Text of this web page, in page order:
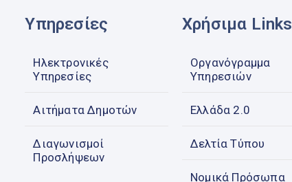
Υπηρεσίες
Ηλεκτρονικές
Υπηρεσίες
Αιτήματα Δημοτών
Διαγωνισμοί
Προσλήψεων
Χρήσιμα Links
Οργανόγραμμα
Υπηρεσιών
Ελλάδα 2.0
Δελτία Τύπου
Νομικά Πρόσωπα